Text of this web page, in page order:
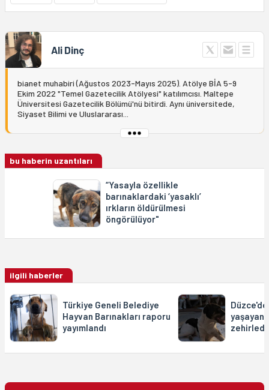
Ali Dinç
bianet muhabiri (Ağustos 2023-Mayıs 2025). Atölye BİA 5-9
Ekim 2022 "Temel Gazetecilik Atölyesi" katılımcısı. Maltepe
Üniversitesi Gazetecilik Bölümü'nü bitirdi. Aynı üniversitede,
Siyaset Bilimi ve Uluslararası...
bu haberin uzantıları
“Yasayla özellikle
barınaklardaki ‘yasaklı’
ırkların öldürülmesi
öngörülüyor"
ilgili haberler
Türkiye Geneli Belediye
Hayvan Barınakları raporu
yayımlandı
yaşayan
zehirledi